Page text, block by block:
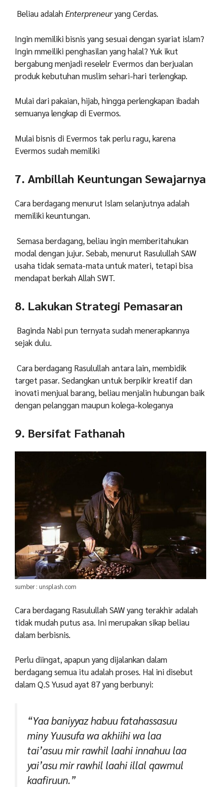
Beliau adalahEnterpreneuryang Cerdas.
Ingin memiliki bisnis yang sesuai dengan syariat islam?
Ingin mmeiliki penghasilan yang halal? Yuk ikut
bergabung menjadi reselelr Evermos dan berjualan
produk kebutuhan muslim sehari-hari terlengkap.
Mulai dari pakaian, hijab, hingga perlengkapan ibadah
semuanya lengkap di Evermos.
Mulai bisnis di Evermos tak perlu ragu, karena
Evermos sudah memiliki
7. Ambillah Keuntungan Sewajarnya
Cara berdagang menurut Islam selanjutnya adalah
memiliki keuntungan.
Semasa berdagang, beliau ingin memberitahukan
modal dengan jujur. Sebab, menurut Rasulullah SAW
usaha tidak semata-mata untuk materi, tetapi bisa
mendapat berkah Allah SWT.
8. Lakukan Strategi Pemasaran
Baginda Nabi pun ternyata sudah menerapkannya
sejak dulu.
Cara berdagang Rasulullah antara lain, membidik
target pasar. Sedangkan untuk berpikir kreatif dan
inovati menjual barang, beliau menjalin hubungan baik
dengan pelanggan maupun kolega-koleganya
9. Bersifat Fathanah
sumber : unsplash.com
Cara berdagang Rasulullah SAW yang terakhir adalah
tidak mudah putus asa. Ini merupakan sikap beliau
dalam berbisnis.
Perlu diingat, apapun yang dijalankan dalam
berdagang semua itu adalah proses. Hal ini disebut
dalam Q.S Yusud ayat 87 yang berbunyi:
“Yaa baniyyaz habuu fatahassasuu
miny Yuusufa wa akhiihi wa laa
tai’asuu mir rawhil laahi innahuu laa
yai’asu mir rawhil laahi illal qawmul
kaafiruun.”